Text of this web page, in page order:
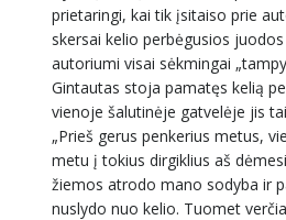
prietaringi, kai tik įsitaiso prie
skersai kelio perbėgusios
autoriumi visai sėkmingai
Gintautas stoja pamatęs kelią
vienoje šalutinėje gatvelėje jis
„Prieš gerus penkerius metus,
metu į tokius dirgiklius aš
žiemos atrodo mano sodyba ir
nuslydo nuo kelio. Tuomet